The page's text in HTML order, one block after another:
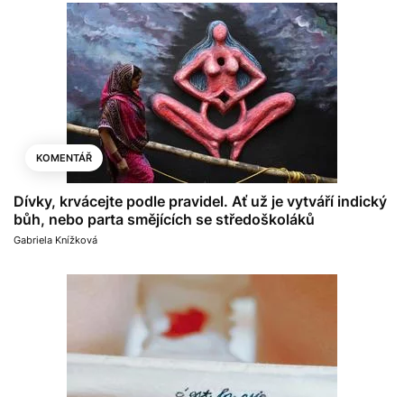
KOMENTÁŘ
Dívky, krvácejte podle pravidel. Ať už je vytváří indický
bůh, nebo parta smějících se středoškoláků
Gabriela Knížková